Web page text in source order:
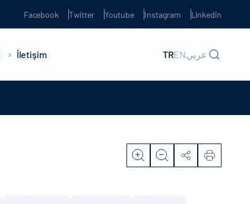
Facebook Twitter Youtube Instagram Linkedin
İletişim TRENعربي